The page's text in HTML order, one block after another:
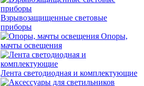
Взрывозащищенные световые
приборы
Опоры,
мачты освещения
Лента светодиодная и комплектующие